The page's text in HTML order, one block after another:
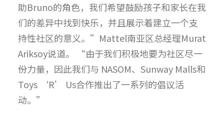
助Bruno的角色，我们希望鼓励孩子和家长在我
们的差异中找到快乐，并且展示着建立一个支
持性社区的意义。”Mattel南亚区总经理Murat
Ariksoy说道。 “由于我们积极地要为社区尽一
份力量，因此我们与 NASOM、Sunway Malls和
Toys ‘R’ Us合作推出了一系列的倡议活
动。”